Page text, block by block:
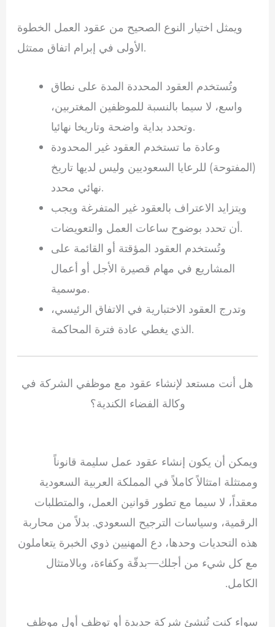
ويمثل اختيار النوع الصحيح من عقود العمل الخطوة
الأولى في إبرام اتفاق ممتثل.
وتُستخدم العقود المحددة المدة على نطاق
واسع، لا سيما بالنسبة للموظفين المغتربين،
وتحدد بداية واضحة وتاريخا نهائيا.
وعادة ما تستخدم العقود غير المحدودة
(المفتوحة) للرعايا السعوديين وليس لديها تاريخ
نهائي محدد.
ويتزايد الاعتراف بالعقود غير المتفرغة ويجب
أن تحدد بوضوح ساعات العمل والتعويضات.
وتُستخدم العقود المؤقتة أو القائمة على
المشاريع في مهام قصيرة الأجل أو أعمال
موسمية.
وتدرج العقود الاختبارية في الاتفاق الرئيسي،
الذي يغطي عادة فترة المحاكمة.
هل أنت مستعد لإنشاء عقود مع موظفي الشركة في
وكالة الفضاء الكندية؟
ويمكن أن يكون إنشاء عقود عمل سليمة قانوناً
وممتثلة امتثالاً كاملاً في المملكة العربية السعودية
معقداً، لا سيما مع تطور قوانين العمل، والمتطلبات
الرقمية، وسياسات الترجيح السعودي. بدلاً من محاربة
هذه التحديات وحدها، دع المهنيين ذوي الخبرة يتعاملون
مع كل شيء من أجلك—بدقّة وكفاءة، وبالامتثال
الكامل.
سواء كنت تُنشئ شركة جديدة أو توظف أول موظف